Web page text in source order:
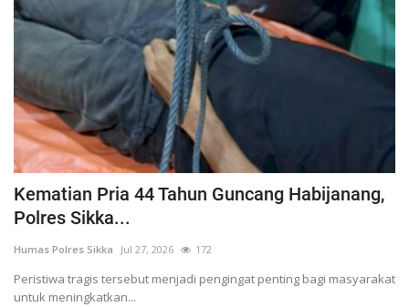
Kematian Pria 44 Tahun Guncang Habijanang,
Polres Sikka...
Humas Polres Sikka Jul 27, 2026 172
Peristiwa tragis tersebut menjadi pengingat penting bagi masyarakat
untuk meningkatkan...